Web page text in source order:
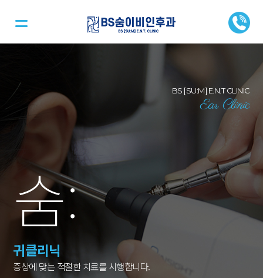
BS [SU:M] E.N.T CLINIC
Ear Clinic
숨:
귀클리닉
증상에 맞는 적절한 치료를 시행합니다.